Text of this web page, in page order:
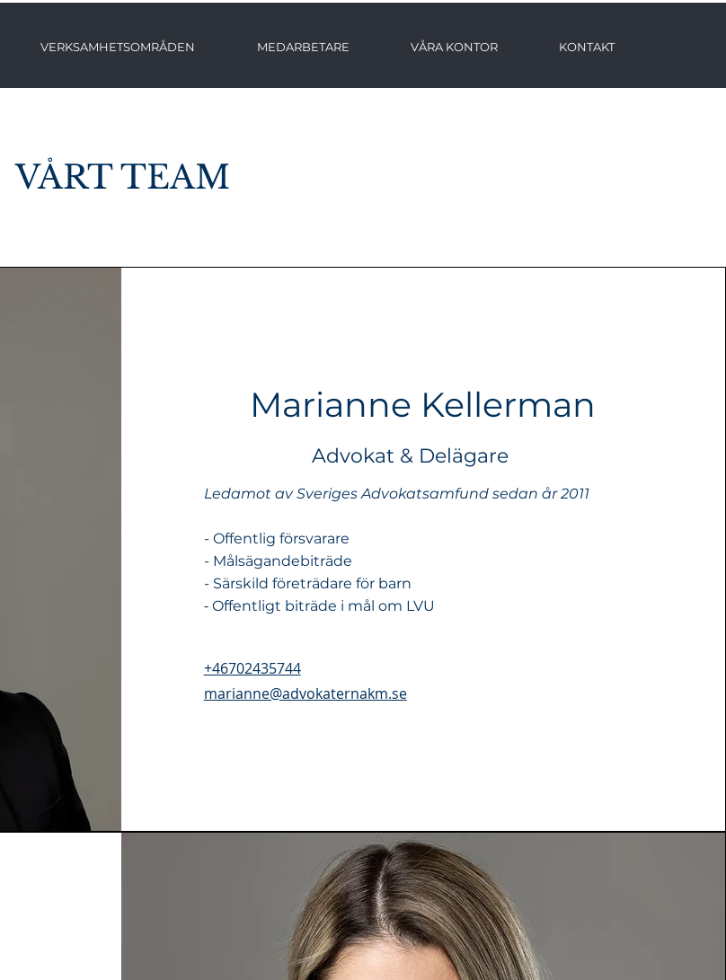
VERKSAMHETSOMRÅDEN MEDARBETARE VÅRA KONTOR KONTAKT
VÅRT TEAM
Marianne Kellerman
Advokat & Delägare
Ledamot av Sveriges Advokatsamfund sedan år 2011
- Offentlig försvarare
- Målsägandebiträde
- Särskild företrädare för barn
-Offentligt biträde i mål om LVU
+46702435744
marianne@advokaternakm.se